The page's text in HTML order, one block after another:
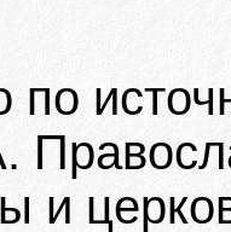
по
и